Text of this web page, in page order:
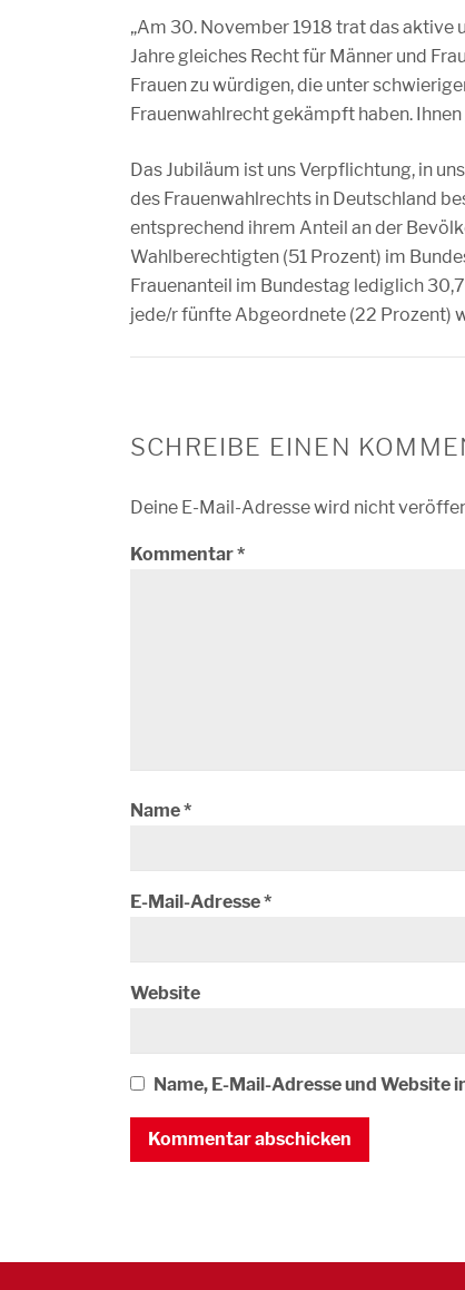
„Am 30. November 1918 trat das aktive
Jahre gleiches Recht für Männer und
Frauen zu würdigen, die unter
Frauenwahlrecht gekämpft haben.
Das Jubiläum ist uns Verpflichtung, in
des Frauenwahlrechts in Deutschland
entsprechend ihrem Anteil an der
Wahlberechtigten (51 Prozent) im
Frauenanteil im Bundestag lediglich
jede/r fünfte Abgeordnete (22 Prozent)
SCHREIBE EINEN
Deine E-Mail-Adresse wird nicht
Kommentar*
Name*
E-Mail-Adresse*
Website
Name, E-Mail-Adresse und